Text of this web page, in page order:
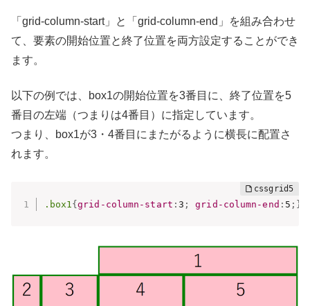
「grid-column-start」と「grid-column-end」を組み合わせ
て、要素の開始位置と終了位置を両方設定することができ
ます。
以下の例では、box1の開始位置を3番目に、終了位置を5
番目の左端（つまりは4番目）に指定しています。
つまり、box1が3・4番目にまたがるように横長に配置さ
れます。
.box1 {grid-column-start : 3 ; grid-column-end : 5 ; }